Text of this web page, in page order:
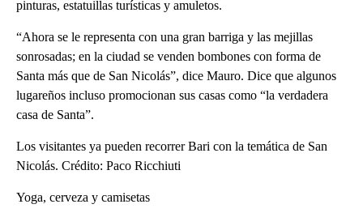
pinturas, estatuillas turísticas y amuletos.
“Ahora se le representa con una gran barriga y las mejillas
sonrosadas; en la ciudad se venden bombones con forma de
Santa más que de San Nicolás”, dice Mauro. Dice que algunos
lugareños incluso promocionan sus casas como “la verdadera
casa de Santa”.
Los visitantes ya pueden recorrer Bari con la temática de San
Nicolás. Crédito: Paco Ricchiuti
Yoga, cerveza y camisetas